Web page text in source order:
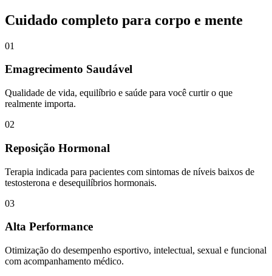
Cuidado completo para corpo e mente
01
Emagrecimento Saudável
Qualidade de vida, equilíbrio e saúde para você curtir o que
realmente importa.
02
Reposição Hormonal
Terapia indicada para pacientes com sintomas de níveis baixos de
testosterona e desequilíbrios hormonais.
03
Alta Performance
Otimização do desempenho esportivo, intelectual, sexual e funcional
com acompanhamento médico.